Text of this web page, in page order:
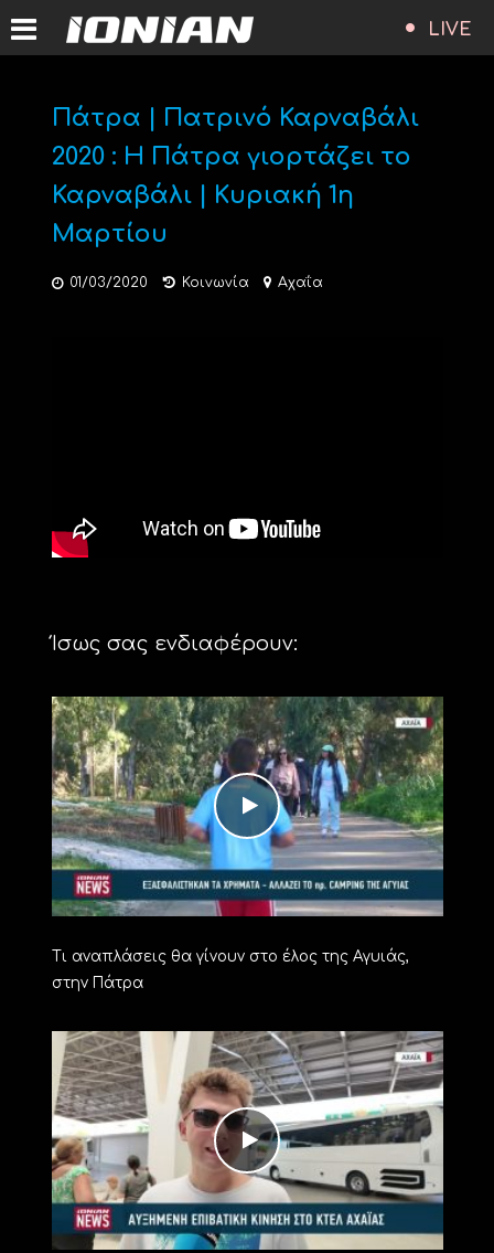
LIVE
Πάτρα | Πατρινό Καρναβάλι
2020 : Η Πάτρα γιορτάζει το
Καρναβάλι | Κυριακή 1η
Μαρτίου
01/03/2020 Κοινωνία Αχαΐα
Ίσως σας ενδιαφέρουν:
Τι αναπλάσεις θα γίνουν στο έλος της Αγυιάς,
στην Πάτρα